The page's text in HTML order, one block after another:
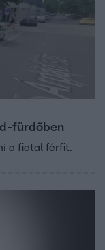
fürdőben
a fiatal férfit.